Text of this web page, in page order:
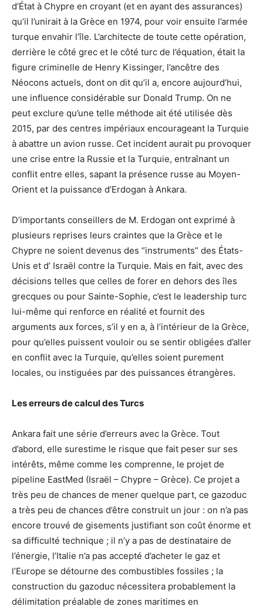
d’État à Chypre en croyant (et en ayant des assurances)
qu’il l’unirait à la Grèce en 1974, pour voir ensuite l’armée
turque envahir l’île. L’architecte de toute cette opération,
derrière le côté grec et le côté turc de l’équation, était la
figure criminelle de Henry Kissinger, l’ancêtre des
Néocons actuels, dont on dit qu’il a, encore aujourd’hui,
une influence considérable sur Donald Trump. On ne
peut exclure qu’une telle méthode ait été utilisée dès
2015, par des centres impériaux encourageant la Turquie
à abattre un avion russe. Cet incident aurait pu provoquer
une crise entre la Russie et la Turquie, entraînant un
conflit entre elles, sapant la présence russe au Moyen-
Orient et la puissance d’Erdogan à Ankara.
D’importants conseillers de M. Erdogan ont exprimé à
plusieurs reprises leurs craintes que la Grèce et le
Chypre ne soient devenus des “instruments” des États-
Unis et d’ Israël contre la Turquie. Mais en fait, avec des
décisions telles que celles de forer en dehors des îles
grecques ou pour Sainte-Sophie, c’est le leadership turc
lui-même qui renforce en réalité et fournit des
arguments aux forces, s’il y en a, à l’intérieur de la Grèce,
pour qu’elles puissent vouloir ou se sentir obligées d’aller
en conflit avec la Turquie, qu’elles soient purement
locales, ou instiguées par des puissances étrangères.
Les erreurs de calcul des Turcs
Ankara fait une série d’erreurs avec la Grèce. Tout
d’abord, elle surestime le risque que fait peser sur ses
intérêts, même comme les comprenne, le projet de
pipeline EastMed (Israël – Chypre – Grèce). Ce projet a
très peu de chances de mener quelque part, ce gazoduc
a très peu de chances d’être construit un jour : on n’a pas
encore trouvé de gisements justifiant son coût énorme et
sa difficulté technique ; il n’y a pas de destinataire de
l’énergie, l’Italie n’a pas accepté d’acheter le gaz et
l’Europe se détourne des combustibles fossiles ; la
construction du gazoduc nécessitera probablement la
délimitation préalable de zones maritimes en